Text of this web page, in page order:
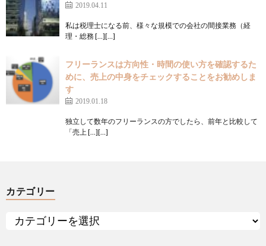
2019.04.11
私は税理士になる前、様々な規模での会社の間接業務（経
理・総務 […][…]
フリーランスは方向性・時間の使い方を確認するた
めに、売上の中身をチェックすることをお勧めしま
す
2019.01.18
独立して数年のフリーランスの方でしたら、前年と比較して
「売上 […][…]
カテゴリー